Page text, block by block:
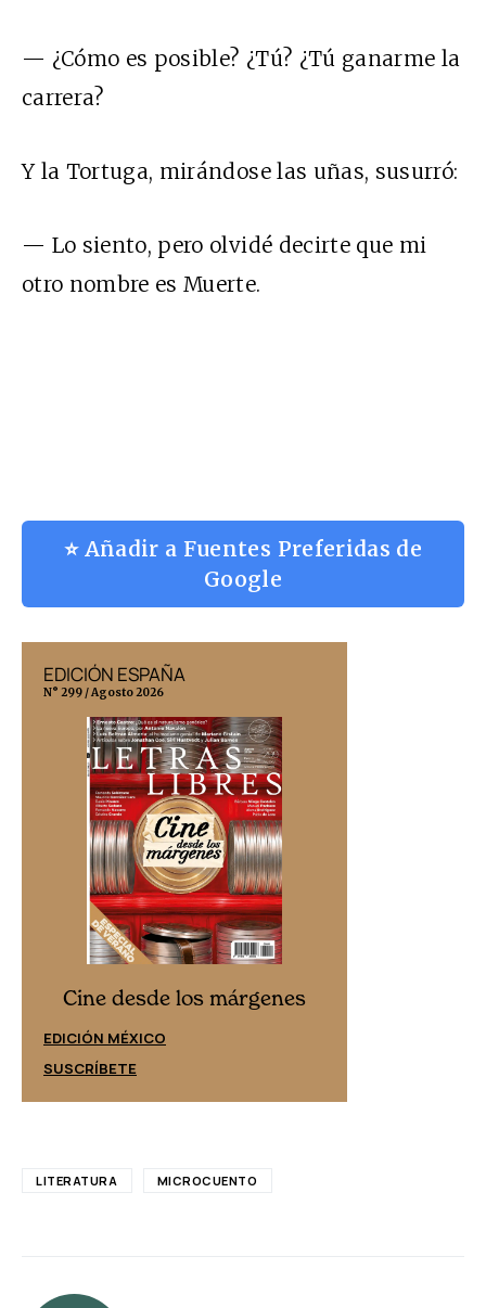
— ¿Cómo es posible? ¿Tú? ¿Tú ganarme la
carrera?
Y la Tortuga, mirándose las uñas, susurró:
— Lo siento, pero olvidé decirte que mi
otro nombre es Muerte.
⭐ Añadir a Fuentes Preferidas de
Google
EDICIÓN ESPAÑA
N° 299 / Agosto 2026
Cine desde los márgenes
EDICIÓN MÉXICO
SUSCRÍBETE
LITERATURA MICROCUENTO